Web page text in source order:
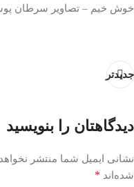
خوش خیم – تصاویر سرطان
جدیدتر
دیدگاهتان را بنویسید
نشانی ایمیل شما منتشر
شده‌اند *